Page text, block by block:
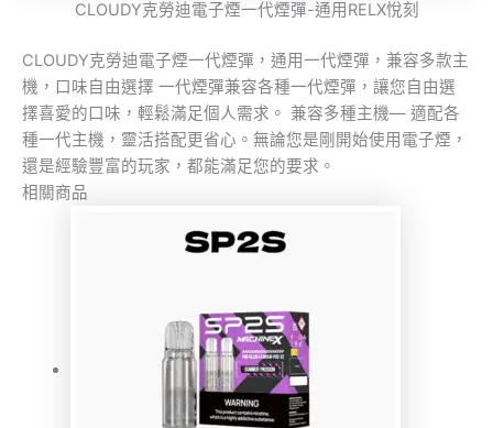
CLOUDY克勞迪電子煙一代煙彈-通用RELX悅刻
CLOUDY克勞迪電子煙一代煙彈，通用一代煙彈，兼容多款主
機，口味自由選擇 一代煙彈兼容各種一代煙彈，讓您自由選
擇喜愛的口味，輕鬆滿足個人需求。 兼容多種主機— 適配各
種一代主機，靈活搭配更省心。無論您是剛開始使用電子煙，
還是經驗豐富的玩家，都能滿足您的要求。
相關商品